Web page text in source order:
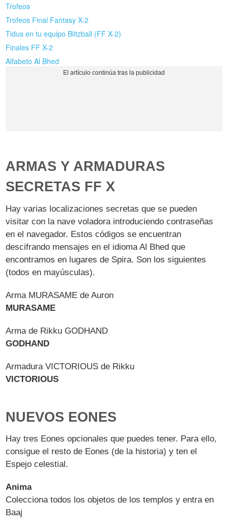
Trofeos
Trofeos Final Fantasy X-2
Tidus en tu equipo Blitzball (FF X-2)
Finales FF X-2
Alfabeto Al Bhed
ARMAS Y ARMADURAS
SECRETAS FF X
Hay varias localizaciones secretas que se pueden
visitar con la nave voladora introduciendo contraseñas
en el navegador. Estos códigos se encuentran
descifrando mensajes en el idioma Al Bhed que
encontramos en lugares de Spira. Son los siguientes
(todos en mayúsculas).
Arma MURASAME de Auron
MURASAME
Arma de Rikku GODHAND
GODHAND
Armadura VICTORIOUS de Rikku
VICTORIOUS
NUEVOS EONES
Hay tres Eones opcionales que puedes tener. Para ello,
consigue el resto de Eones (de la historia) y ten el
Espejo celestial.
Anima
Colecciona todos los objetos de los templos y entra en
Baaj